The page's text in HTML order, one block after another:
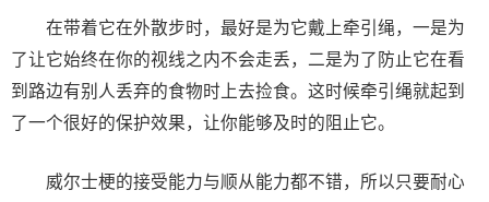
在带着它在外散步时，最好是为它戴上牵引绳，一是为
了让它始终在你的视线之内不会走丢，二是为了防止它在看
到路边有别人丢弃的食物时上去捡食。这时候牵引绳就起到
了一个很好的保护效果，让你能够及时的阻止它。
威尔士梗的接受能力与顺从能力都不错，所以只要耐心